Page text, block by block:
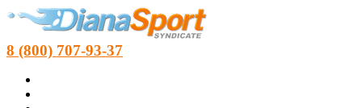
8 (800) 707-93-37